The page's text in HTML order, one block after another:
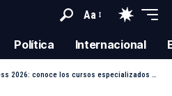
Aa
Política Internacional
los cursos especializados para profesionales mineros